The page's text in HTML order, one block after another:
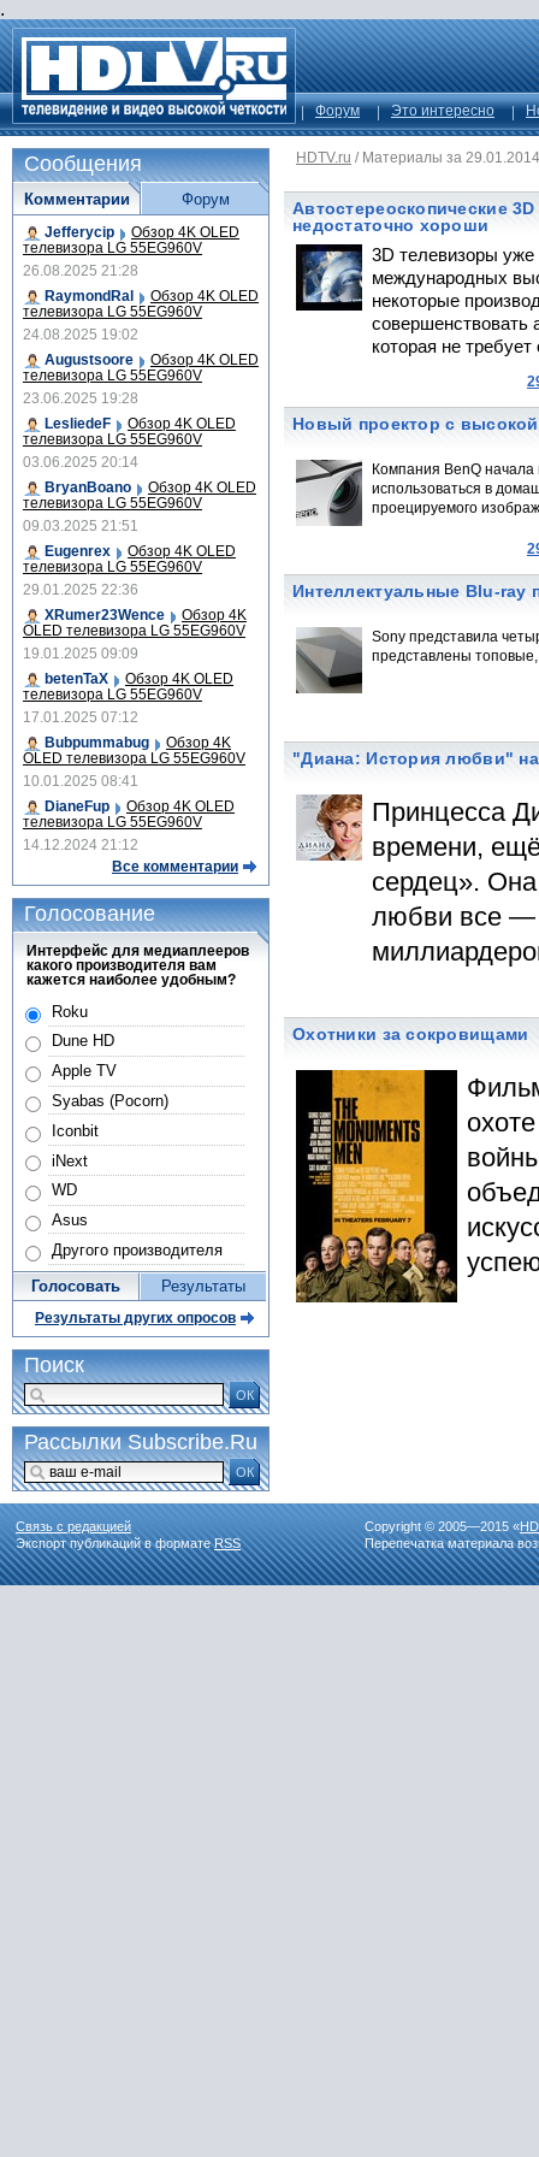
.
Форум Это интересно
HDTV.ru / Материалы за 29.01.2014
Автостереоскопические
недостаточно хороши
3D телевизоры
международных
некоторые
совершенствовать
которая не
Новый проектор с
Компания BenQ
использоваться в
проецируемого
Интеллектуальные Blu-ray
Sony представила
представлены
"Диана: История любви"
Принцесса
времени,
сердец».
любви все —
Охотники за сокровищами
Сообщения
Комментарии
Jefferycip Обзор 4K OLED
телевизора LG 55EG960V
26.08.2025 21:28
RaymondRal
Обзор 4K OLED
телевизора LG 55EG960V
24.08.2025 19:02
Augustsoore
Обзор 4K OLED
телевизора LG 55EG960V
23.06.2025 19:28
LesliedeF
Обзор 4K OLED
телевизора LG 55EG960V
03.06.2025 20:14
BryanBoano
Обзор 4K OLED
телевизора LG 55EG960V
09.03.2025 21:51
Eugenrex
Обзор 4K OLED
телевизора LG 55EG960V
29.01.2025 22:36
XRumer23Wence
Обзор 4K
OLED телевизора LG 55EG960V
19.01.2025 09:09
betenTaX
Обзор 4K OLED
телевизора LG 55EG960V
17.01.2025 07:12
Bubpummabug
Обзор 4K
OLED телевизора LG 55EG960V
10.01.2025 08:41
DianeFup
Обзор 4K OLED
телевизора LG 55EG960V
14.12.2024 21:12
Все комментарии
Форум
Голосование
Интерфейс для медиаплееров
какого производителя вам
кажется наиболее удобным?
Roku
Dune HD
Apple TV
Syabas (Pocorn)
Iconbit
iNext
WD
Asus
Другого производителя
Голосовать Результаты
Результаты других опросов
Поиск
ОК
Рассылки Subscribe.Ru
ОК
Связь с редакцией
Экспорт публикаций в форматеRSS
Copyright © 2005—2015 «
Перепечатка материала